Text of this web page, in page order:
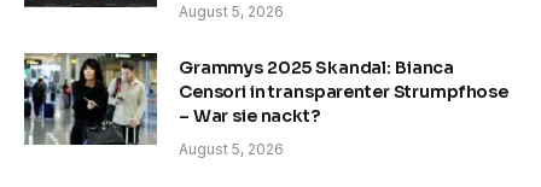
August 5, 2026
Grammys 2025 Skandal: Bianca
Censori in transparenter Strumpfhose
– War sie nackt?
August 5, 2026